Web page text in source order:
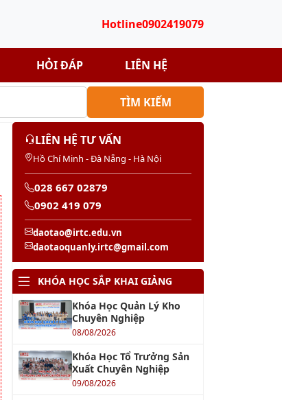
Hotline0902419079
HỎI ĐÁP LIÊN HỆ
TÌM KIẾM
LIÊN HỆ TƯ VẤN
Hồ Chí Minh - Đà Nẵng - Hà Nội
028 667 02879
0902 419 079
daotao@irtc.edu.vn
daotaoquanly.irtc@gmail.com
KHÓA HỌC SẮP KHAI GIẢNG
Khóa Học Quản Lý Kho
Chuyên Nghiệp
08/08/2026
Khóa Học Tổ Trưởng Sản
Xuất Chuyên Nghiệp
09/08/2026